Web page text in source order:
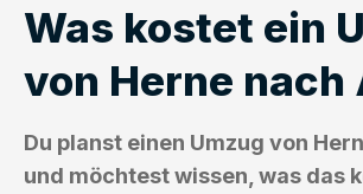
Was kostet ein
von Herne nach
Du planst einen Umzug von
und möchtest wissen, was das